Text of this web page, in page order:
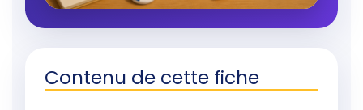
Contenu de cette fiche